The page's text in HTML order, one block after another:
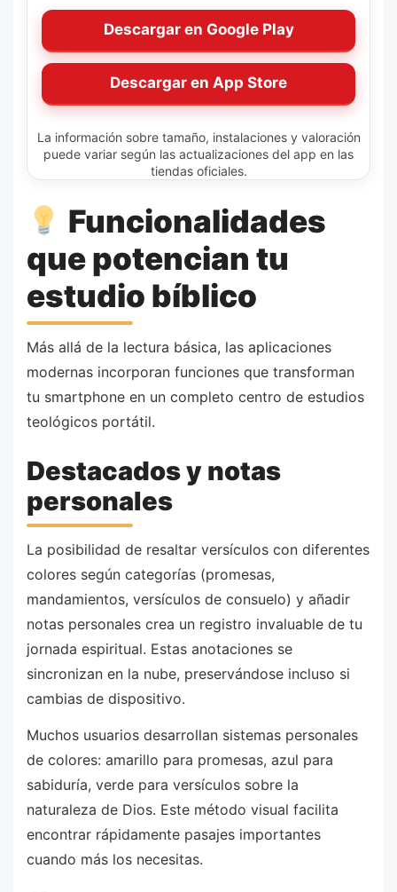
Descargar en Google Play
Descargar en App Store
La información sobre tamaño, instalaciones y valoración
puede variar según las actualizaciones del app en las
tiendas oficiales.
Funcionalidades
que potencian tu
estudio bíblico
Más allá de la lectura básica, las aplicaciones
modernas incorporan funciones que transforman
tu smartphone en un completo centro de estudios
teológicos portátil.
Destacados y notas
personales
La posibilidad de resaltar versículos con diferentes
colores según categorías (promesas,
mandamientos, versículos de consuelo) y añadir
notas personales crea un registro invaluable de tu
jornada espiritual. Estas anotaciones se
sincronizan en la nube, preservándose incluso si
cambias de dispositivo.
Muchos usuarios desarrollan sistemas personales
de colores: amarillo para promesas, azul para
sabiduría, verde para versículos sobre la
naturaleza de Dios. Este método visual facilita
encontrar rápidamente pasajes importantes
cuando más los necesitas.